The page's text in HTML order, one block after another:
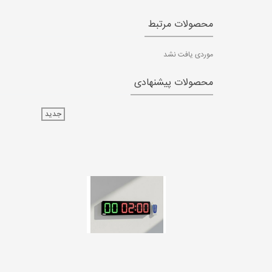
محصولات مرتبط
موردی یافت نشد
محصولات پیشنهادی
جدید